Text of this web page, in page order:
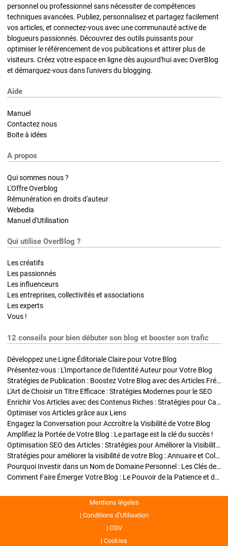
personnel ou professionnel sans nécessiter de compétences
techniques avancées. Publiez, personnalisez et partagez facilement
vos articles, et connectez-vous avec une communauté active de
blogueurs passionnés. Découvrez des outils puissants pour
optimiser le référencement de vos publications et attirer plus de
visiteurs. Créez votre espace en ligne dès aujourd'hui avec OverBlog
et démarquez-vous dans l'univers du blogging.
Aide
Manuel
Contactez nous
Boite à idées
A propos
Qui sommes nous ?
L'Offre Overblog
Rémunération en droits d'auteur
Webedia
Manuel d'Utilisation
Qui utilise OverBlog ?
Les créatifs
Les passionnés
Les influenceurs
Les entreprises, collectivités et associations
Les experts
Vous !
12 conseils pour bien débuter son blog et booster son trafic
Développez une Ligne Éditoriale Claire pour Votre Blog
Présentez-vous : L'Importance de l'Identité Auteur pour Votre Blog
Stratégies de Publication : Boostez Votre Blog avec des Articles Fréquents et Exclusifs
L'Art de Choisir un Titre Efficace : Stratégies Modernes pour le SEO
Enrichir Vos Articles avec des Contenus Riches : Stratégies pour Captiver et Optimiser
Optimiser vos Articles grâce aux Liens
Engagez la Conversation pour Accroître la Visibilité de Votre Blog
Amplifiez la Portée de Votre Blog : Le partage est la clé du succès !
Optimisation SEO des Articles : Stratégies pour Améliorer la Visibilité de Votre Blog
Stratégies pour améliorer la visibilité de votre Blog : Annuaire et Collaborations
Pourquoi Investir dans un Nom de Domaine Personnel : Les Clés de la Réussite de Votre Blog
Comment Faire Émerger Votre Blog : Le Pouvoir de la Patience et de la Persévérance
Mentions légales
Conditions d’Utilisation
CGV
Cookies